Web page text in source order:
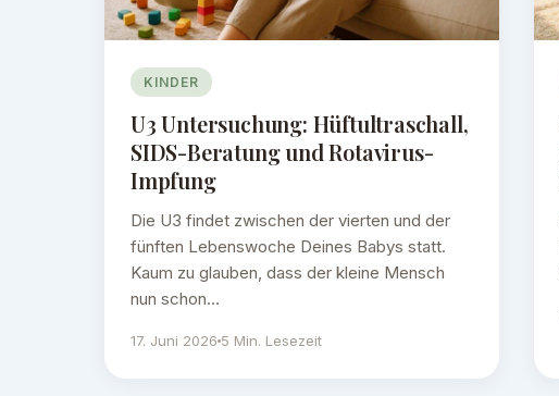
KINDER
U3 Untersuchung: Hüftultraschall,
SIDS-Beratung und Rotavirus-
Impfung
Die U3 findet zwischen der vierten und der
fünften Lebenswoche Deines Babys statt.
Kaum zu glauben, dass der kleine Mensch
nun schon…
17. Juni 2026 5 Min. Lesezeit